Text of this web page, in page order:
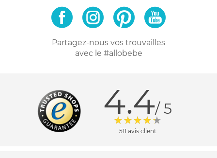
Partagez-nous vos trouvailles
avec le #allobebe
4.4/ 5
511 avis client